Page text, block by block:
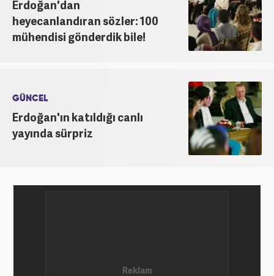
Erdoğan'dan
heyecanlandıran sözler: 100
mühendisi gönderdik bile!
GÜNCEL
Erdoğan'ın katıldığı canlı
yayında sürpriz